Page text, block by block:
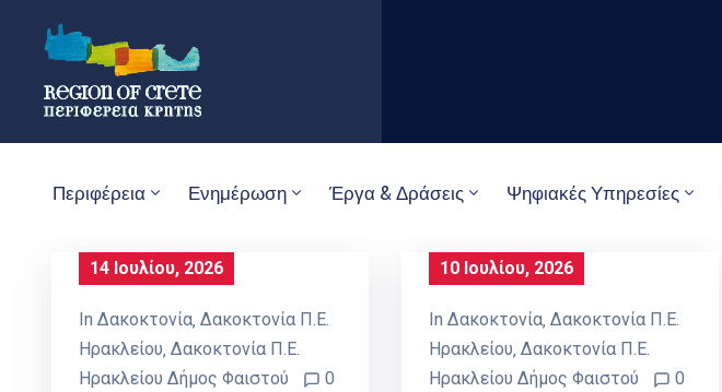
Περιφέρεια Ενημέρωση Έργα & Δράσεις Ψηφιακές Υπηρεσίες
14 Ιουλίου, 2026
In Δακοκτονία‚ Δακοκτονία Π.Ε.
Ηρακλείου‚ Δακοκτονία Π.Ε.
Ηρακλείου Δήμος Φαιστού
0
10 Ιουλίου, 2026
In Δακοκτονία‚ Δακοκτονία Π.Ε.
Ηρακλείου‚ Δακοκτονία Π.Ε.
Ηρακλείου Δήμος Φαιστού
0